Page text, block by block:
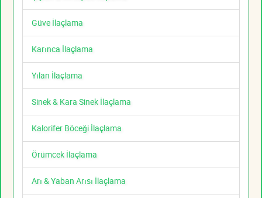
Güve İlaçlama
Karınca İlaçlama
Yılan İlaçlama
Sinek & Kara Sinek İlaçlama
Kalorifer Böceği İlaçlama
Örümcek İlaçlama
Arı & Yaban Arısı İlaçlama